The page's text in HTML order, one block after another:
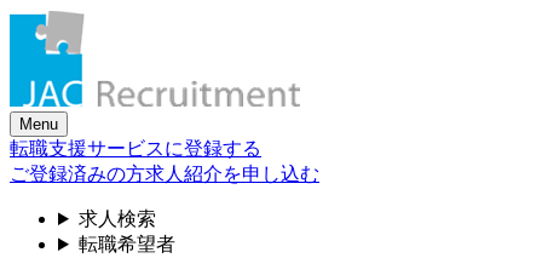
Skip
content
Menu
転職支援サービスに登録する
ご登録済みの方求人紹介を申し込む
求人検索
転職希望者